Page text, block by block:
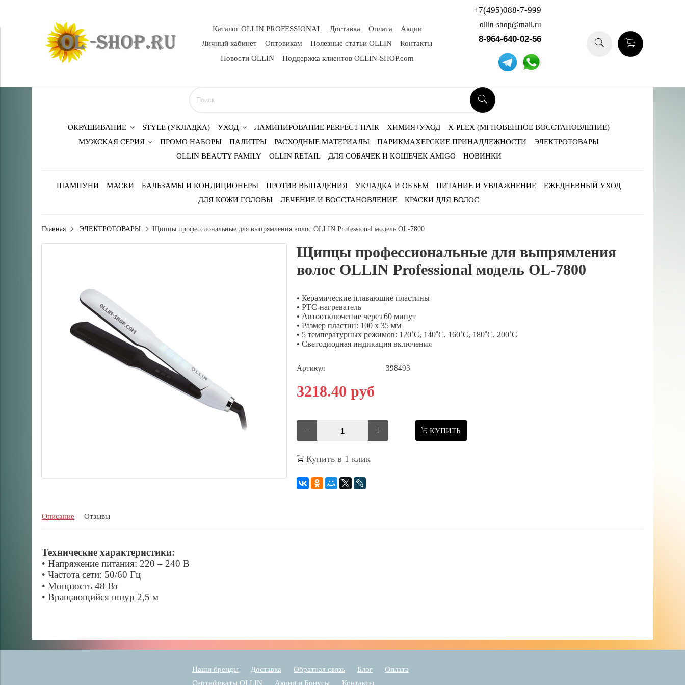
Каталог OLLIN PROFESSIONAL Доставка Оплата
Акции
Личный кабинет
Оптовикам Полезные статьи OLLIN
Контакты
Новости OLLIN
Поддержка клиентов OLLIN-SHOP.com
+7(495)088-7-999
ollin-shop@mail.ru
8-964-640-02-56
ОКРАШИВАНИЕ STYLE (УКЛАДКА) УХОД ЛАМИНИРОВАНИЕ PERFECT HAIR ХИМИЯ+УХОД
X-PLEX (МГНОВЕННОЕ ВОССТАНОВЛЕНИЕ)
МУЖСКАЯ СЕРИЯ
ПРОМО НАБОРЫ ПАЛИТРЫ РАСХОДНЫЕ МАТЕРИАЛЫ ПАРИКМАХЕРСКИЕ ПРИНАДЛЕЖНОСТИ
ЭЛЕКТРОТОВАРЫ
OLLIN BEAUTY FAMILY
OLLIN RETAIL ДЛЯ СОБАЧЕК И КОШЕЧЕК AMIGO НОВИНКИ
ШАМПУНИ МАСКИ БАЛЬЗАМЫ И КОНДИЦИОНЕРЫ ПРОТИВ ВЫПАДЕНИЯ УКЛАДКА И ОБЪЕМ ПИТАНИЕ И УВЛАЖНЕНИЕ
ЕЖЕДНЕВНЫЙ УХОД
ДЛЯ КОЖИ ГОЛОВЫ
ЛЕЧЕНИЕ И ВОССТАНОВЛЕНИЕ КРАСКИ ДЛЯ ВОЛОС
Главная ЭЛЕКТРОТОВАРЫ Щипцы профессиональные для выпрямления волос OLLIN Professional модель OL-7800
Щипцы профессиональные для выпрямления
волос OLLIN Professional модель OL-7800
• Керамические плавающие пластины
• PTC-нагреватель
• Автоотключение через 60 минут
• Размер пластин: 100 х 35 мм
• 5 температурных режимов: 120˚C, 140˚C, 160˚C, 180˚C, 200˚C
• Светодиодная индикация включения
Артикул 398493
3218.40 руб
КУПИТЬ
Купить в 1 клик
Описание Отзывы
Технические характеристики:
• Напряжение питания: 220 – 240 В
• Частота сети: 50/60 Гц
• Мощность 48 Вт
• Вращающийся шнур 2,5 м
Наши бренды Доставка Обратная связь Блог
Оплата
Сертификаты OLLIN
Акции и Бонусы Контакты